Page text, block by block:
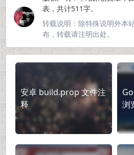
表，共计511字。
转载说明： 除特殊说明外本
布，转载请注明出处。
安卓 build.prop 文件注
释
浏